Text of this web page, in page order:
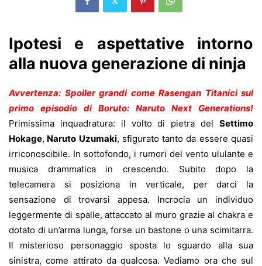
Ipotesi e aspettative intorno
alla nuova generazione di ninja
Avvertenza: Spoiler grandi come Rasengan Titanicisul
primo episodio di Boruto: Naruto Next Generations!
Primissima inquadratura: il volto di pietra del Settimo
Hokage, Naruto Uzumaki, sfigurato tanto da essere quasi
irriconoscibile. In sottofondo, i rumori del vento ululante e
musica drammatica in crescendo. Subito dopo la
telecamera si posiziona in verticale, per darci la
sensazione di trovarsi appesa. Incrocia un individuo
leggermente di spalle, attaccato al muro grazie al chakra e
dotato di un’arma lunga, forse un bastone o una scimitarra.
Il misterioso personaggio sposta lo sguardo alla sua
sinistra, come attirato da qualcosa. Vediamo ora che sul